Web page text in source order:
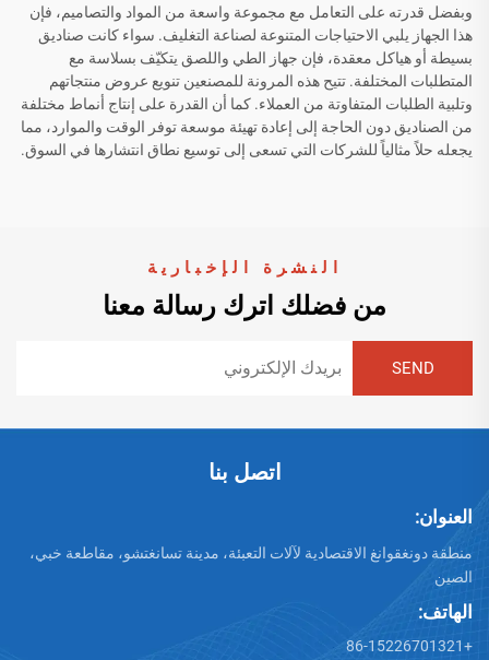
وبفضل قدرته على التعامل مع مجموعة واسعة من المواد والتصاميم، فإن
هذا الجهاز يلبي الاحتياجات المتنوعة لصناعة التغليف. سواء كانت صناديق
بسيطة أو هياكل معقدة، فإن جهاز الطي واللصق يتكيّف بسلاسة مع
المتطلبات المختلفة. تتيح هذه المرونة للمصنعين تنويع عروض منتجاتهم
وتلبية الطلبات المتفاوتة من العملاء. كما أن القدرة على إنتاج أنماط مختلفة
من الصناديق دون الحاجة إلى إعادة تهيئة موسعة توفر الوقت والموارد، مما
يجعله حلاً مثالياً للشركات التي تسعى إلى توسيع نطاق انتشارها في السوق.
النشرة الإخبارية
من فضلك اترك رسالة معنا
اتصل بنا
العنوان:
منطقة دونغقوانغ الاقتصادية لآلات التعبئة، مدينة تسانغتشو، مقاطعة خبي،
الصين
الهاتف:
+86-15226701321